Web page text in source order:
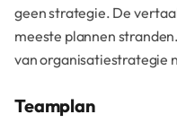
geen strategie. De
meeste plannen
van organisatiestrategie
Teamplan